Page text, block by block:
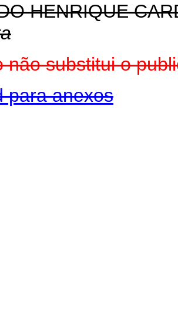
HENRIQUE
não substitui o
para anexos